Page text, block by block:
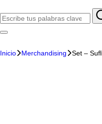
Inicio Merchandising Set –